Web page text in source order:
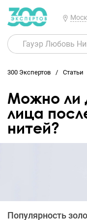
300 Экспертов Статьи
Можно ли
лица
нитей?
Популярность